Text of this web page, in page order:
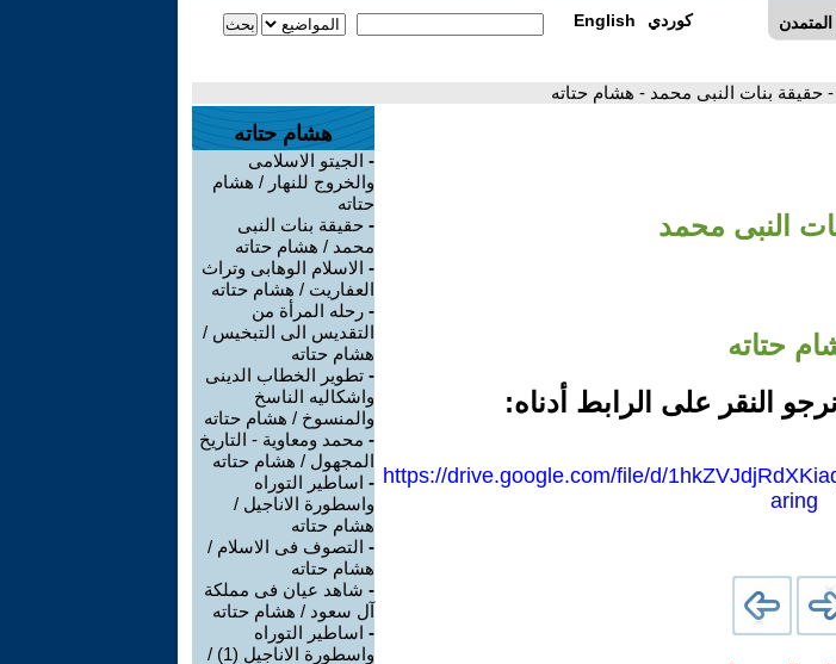
المتمدن English كوردي
- حقيقة بنات النبى محمد - هشام حتاته
النبى محمد
حتاته
النقر على الرابط أدناه:
https://drive.google.com/file/d/
aring
هشام حتاته
- الجيتو الاسلامى
والخروج للنهار / هشام
حتاته
- حقيقة بنات النبى
محمد / هشام حتاته
- الاسلام الوهابى وتراث
العفاريت / هشام حتاته
- رحله المرأة من
التقديس الى التبخيس /
هشام حتاته
- تطوير الخطاب الدينى
واشكاليه الناسخ
والمنسوخ / هشام حتاته
- محمد ومعاوية - التاريخ
المجهول / هشام حتاته
- اساطير التوراه
واسطورة الاناجيل /
هشام حتاته
- التصوف فى الاسلام /
هشام حتاته
- شاهد عيان فى مملكة
آل سعود / هشام حتاته
- اساطير التوراه
واسطورة الاناجيل (1) /